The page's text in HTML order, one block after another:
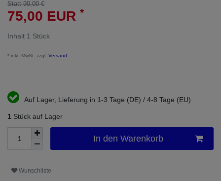
Statt 90,00 €
75,00 EUR *
Inhalt 1 Stück
* inkl. MwSt. zzgl. Versand
Auf Lager, Lieferung in 1-3 Tage (DE) / 4-8 Tage (EU)
1 Stück auf Lager
In den Warenkorb
Wunschliste